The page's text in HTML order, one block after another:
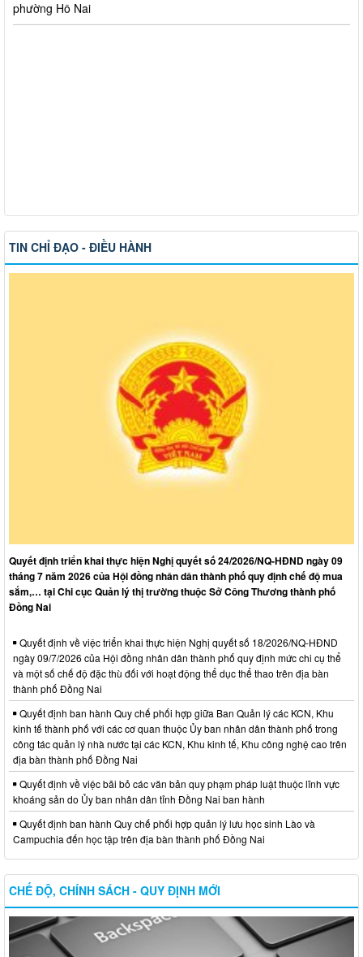
Thông báo về việc tuyển dụng viên chức năm 2026
Công khai thông tin vi phạm pháp luật trong lĩnh vực đất đai, tại
phường Hố Nai
TIN CHỈ ĐẠO - ĐIỀU HÀNH
Quyết định triển khai thực hiện Nghị quyết số 24/2026/NQ-HĐND ngày 09
tháng 7 năm 2026 của Hội đồng nhân dân thành phố quy định chế độ mua
sắm,… tại Chi cục Quản lý thị trường thuộc Sở Công Thương thành phố
Đồng Nai
Quyết định về việc triển khai thực hiện Nghị quyết số 18/2026/NQ-HĐND
ngày 09/7/2026 của Hội đồng nhân dân thành phố quy định mức chi cụ thể
và một số chế độ đặc thù đối với hoạt động thể dục thể thao trên địa bàn
thành phố Đồng Nai
Quyết định ban hành Quy chế phối hợp giữa Ban Quản lý các KCN, Khu
kinh tế thành phố với các cơ quan thuộc Ủy ban nhân dân thành phố trong
công tác quản lý nhà nước tại các KCN, Khu kinh tế, Khu công nghệ cao trên
địa bàn thành phố Đồng Nai
Quyết định về việc bãi bỏ các văn bản quy phạm pháp luật thuộc lĩnh vực
khoáng sản do Ủy ban nhân dân tỉnh Đồng Nai ban hành
Quyết định ban hành Quy chế phối hợp quản lý lưu học sinh Lào và
Campuchia đến học tập trên địa bàn thành phố Đồng Nai
CHẾ ĐỘ, CHÍNH SÁCH - QUY ĐỊNH MỚI